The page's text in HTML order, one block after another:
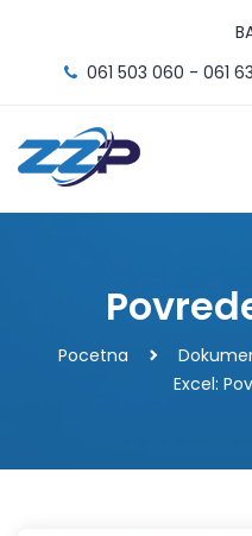
061 503 060 - 061
Pocetna
Excel: